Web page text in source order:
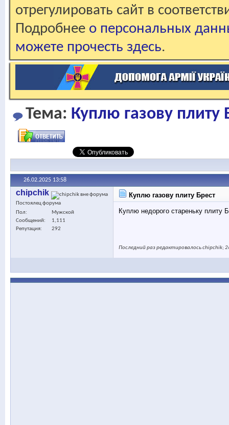
отрегулировать сайт в
Подробнее о персональных
можете прочесть здесь.
Тема: Куплю газову плиту
26.02.2025 13:58
chipchik
Постоялец форума
Пол
Мужской
Сообщений
1,111
Репутация
292
Куплю газову плиту Брест
Куплю недорого стареньку плиту
Последний раз редактировалось chipchik;